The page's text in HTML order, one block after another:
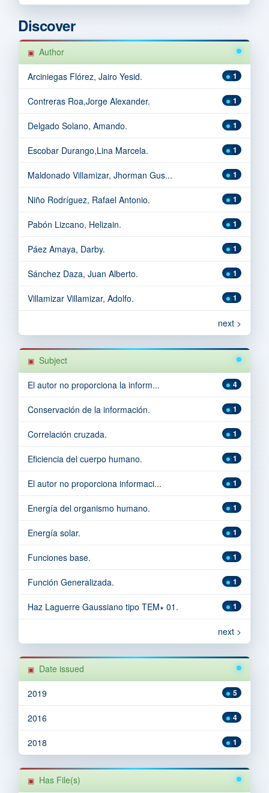
Discover
Author
1
Arciniegas Flórez, Jairo Yesid.
1
Contreras Roa,Jorge Alexander.
1
Delgado Solano, Amando.
1
Escobar Durango,Lina Marcela.
1
Maldonado Villamizar, Jhorman Gus...
1
Niño Rodríguez, Rafael Antonio.
1
Pabón Lizcano, Helizain.
1
Páez Amaya, Darby.
1
Sánchez Daza, Juan Alberto.
1
Villamizar Villamizar, Adolfo.
next >
Subject
4
El autor no proporciona la inform...
1
Conservación de la información.
1
Correlación cruzada.
1
Eficiencia del cuerpo humano.
1
El autor no proporciona informaci...
1
Energía del organismo humano.
1
Energía solar.
1
Funciones base.
1
Función Generalizada.
1
Haz Laguerre Gaussiano tipo TEM∗ 01.
next >
Date issued
5
2019
4
2016
1
2018
Has File(s)